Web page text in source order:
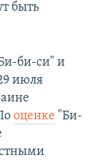
быть
би-си" и
июля
оценке "Би-